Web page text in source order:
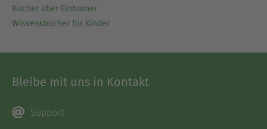
Bücher über Einhörner
Wissensbücher für Kinder
Bleibe mit uns in Kontakt
Support